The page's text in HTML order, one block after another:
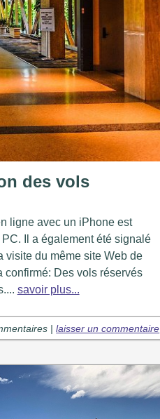
des vols
ligne avec un iPhone est
Il a également été signalé
visite du même site Web de
confirmé: Des vols réservés
savoir plus...
|laisser un commentaire